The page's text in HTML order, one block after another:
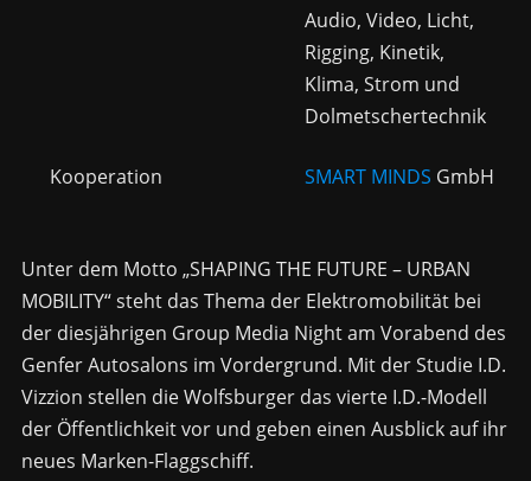
Audio, Video, Licht,
Rigging, Kinetik,
Klima, Strom und
Dolmetschertechnik
Kooperation SMART MINDS GmbH
Unter dem Motto „SHAPING THE FUTURE – URBAN
MOBILITY“steht das Thema der Elektromobilität bei
der diesjährigen Group Media Night am Vorabend des
Genfer Autosalons im Vordergrund. Mit der Studie I.D.
Vizzion stellen die Wolfsburger das vierte I.D.-Modell
der Öffentlichkeit vor und geben einen Ausblick auf ihr
neues Marken-Flaggschiff.